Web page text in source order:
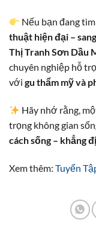
Nếu bạn đang
thuật hiện đại –
Thị Tranh Sơn Dầu
chuyên nghiệp hỗ
với gu thẩm mỹ và
Hãy nhớ rằng,
trọng không gian
cách sống – khẳng
Xem thêm: Tuyển